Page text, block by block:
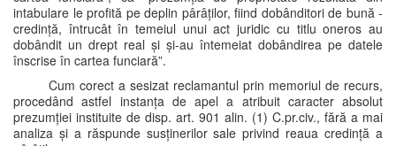
intabulare le profită pe deplin pârâților, fiind dobânditori de bună -
credință, întrucât în temeiul unui act juridic cu titlu oneros au
dobândit un drept real și și-au întemeiat dobândirea pe datele
înscrise în cartea funciară”.
Cum corect a sesizat reclamantul prin memoriul de recurs,
procedând astfel instanța de apel a atribuit caracter absolut
prezumției instituite de disp. art. 901 alin. (1) C.pr.civ., fără a mai
analiza și a răspunde susținerilor sale privind reaua credință a